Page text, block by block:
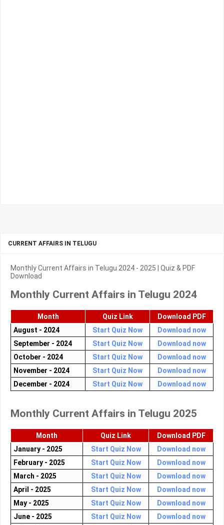
CURRENT AFFAIRS IN TELUGU
Monthly Current Affairs in Telugu 2024 - 2025 | Quiz & PDF
Download
Monthly Current Affairs in Telugu 2024
Month Quiz Link
Download PDF
August - 2024
Start Quiz Now
Download now
September - 2024
Start Quiz Now
Download now
October - 2024
Start Quiz Now
Download now
November - 2024
Start Quiz Now
Download now
December - 2024
Start Quiz Now Download now
Monthly Current Affairs in Telugu 2025
Month Quiz Link
Download PDF
January - 2025
Start Quiz Now
Download now
February - 2025
Start Quiz Now
Download now
March - 2025
Start Quiz Now
Download now
April - 2025
Start Quiz Now
Download now
May - 2025
Start Quiz Now
Download now
June - 2025
Start Quiz Now
Download now